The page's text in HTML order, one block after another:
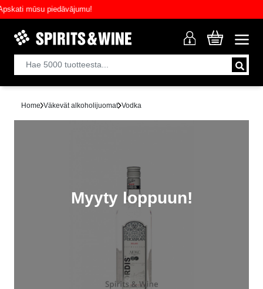
mūsu piedāvājumu!
Home Väkevät alkoholijuomat Vodka
Myyty loppuun!